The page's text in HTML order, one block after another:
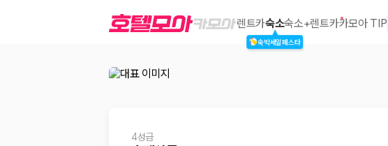
렌트카숙소
숙박세일페스타
숙소+렌트카카모아 TIP
4성급